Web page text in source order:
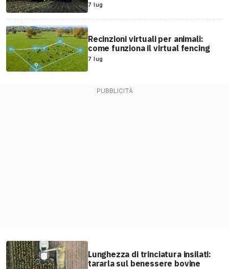
7 lug
Recinzioni virtuali per animali:
come funziona il virtual fencing
7 lug
Lunghezza di trinciatura insilati:
tararla sul benessere bovine